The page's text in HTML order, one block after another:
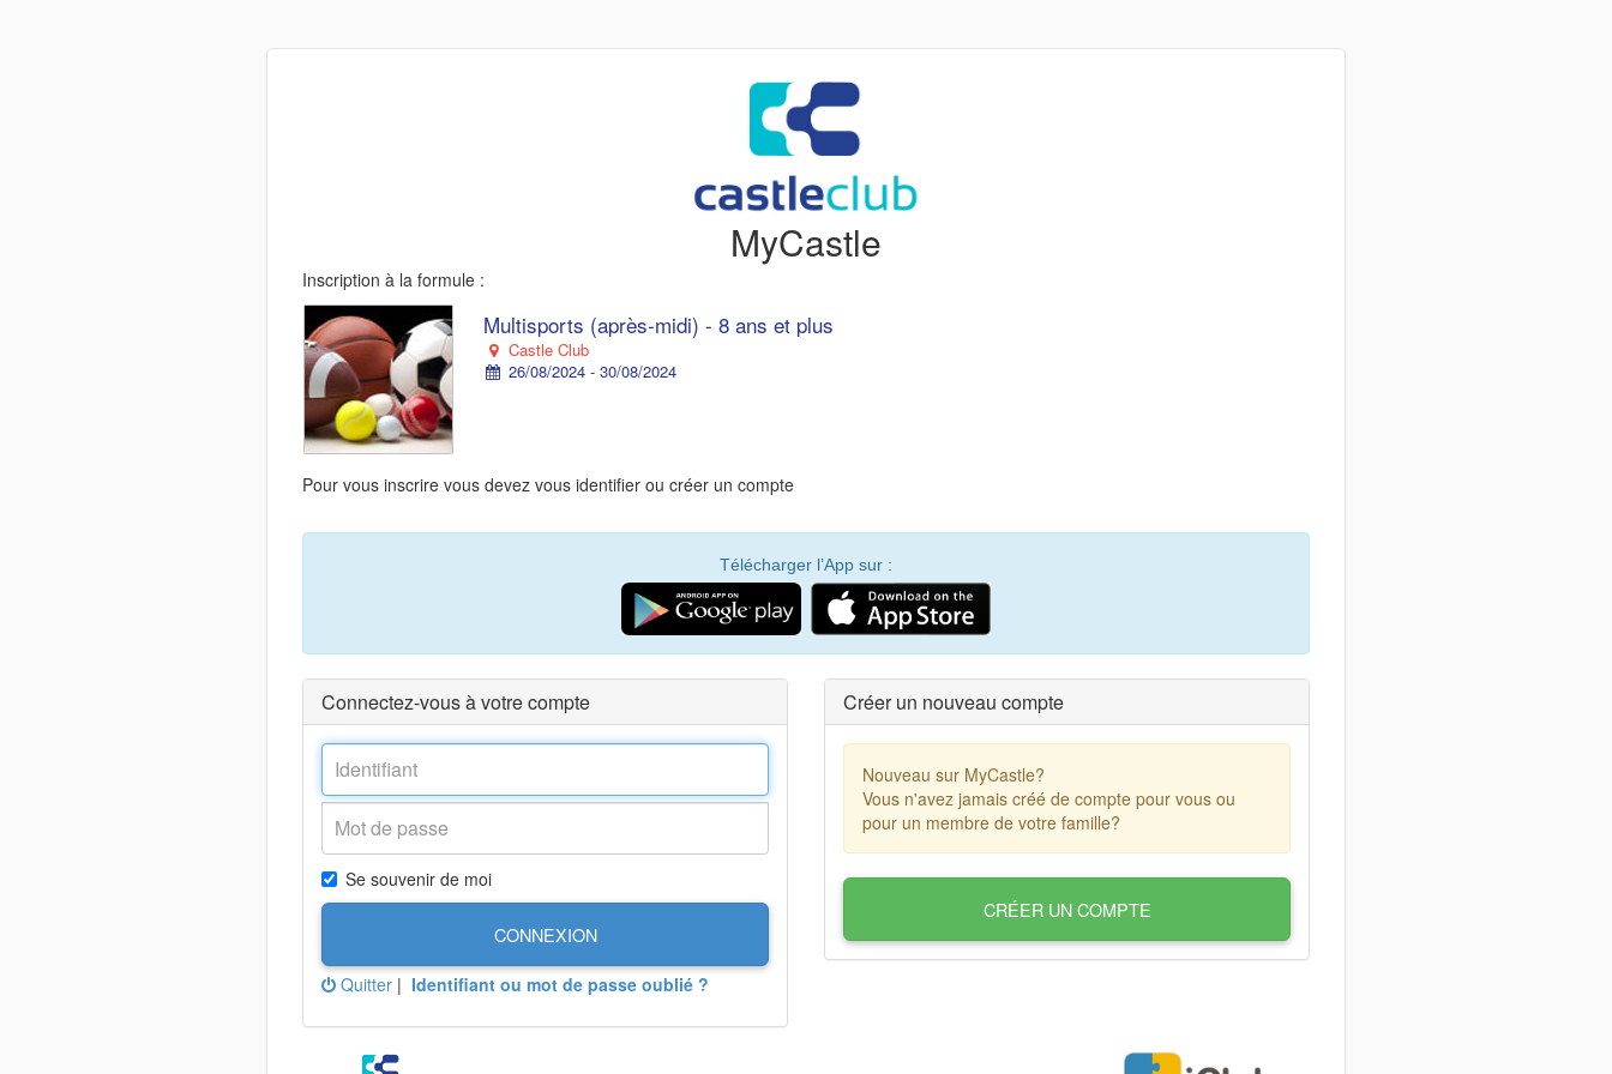
MyCastle
Inscription à la formule :
Multisports (après-midi) - 8 ans et plus
Castle Club
26/08/2024 - 30/08/2024
Pour vous inscrire vous devez vous identifier ou créer un compte
Télécharger l’App sur :
Connectez-vous à votre compte
Se souvenir de moi
CONNEXION
Quitter | Identifiant ou mot de passe oublié ?
Créer un nouveau compte
Nouveau sur MyCastle?
Vous n'avez jamais créé de compte pour vous ou
pour un membre de votre famille?
CRÉER UN COMPTE